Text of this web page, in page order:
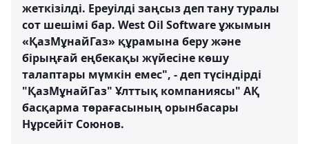
жеткізілді. Ереуілді заңсыз деп тану туралы
сот шешімі бар. West Oil Software ұжымын
«ҚазМұнайГаз» құрамына беру және
бірыңғай еңбекақы жүйесіне көшу
талаптары мүмкін емес", - деп түсіндірді
"ҚазМұнайГаз" Ұлттық компаниясы" АҚ
басқарма төрағасының орынбасары
Нұрсейіт Союнов.